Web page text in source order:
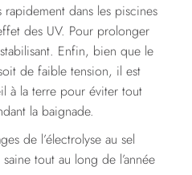
dans les piscines
des UV. Pour prolonger
Enfin, bien que le
de faible tension, il est
à la terre pour éviter tout
la baignade.
de l’électrolyse au sel
tout au long de l’année